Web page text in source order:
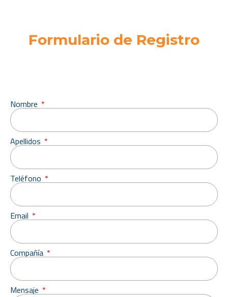
Formulario de Registro
Nombre
Apellidos
Teléfono
Email
Compañía
Mensaje